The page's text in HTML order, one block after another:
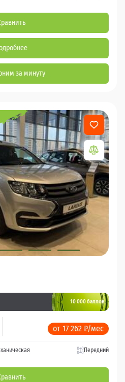
за минуту
10 000 баллов
от 17 262 ₽/мес
Передний